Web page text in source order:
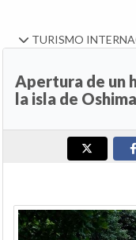
TURISMO
Apertura de un
la isla de Oshima